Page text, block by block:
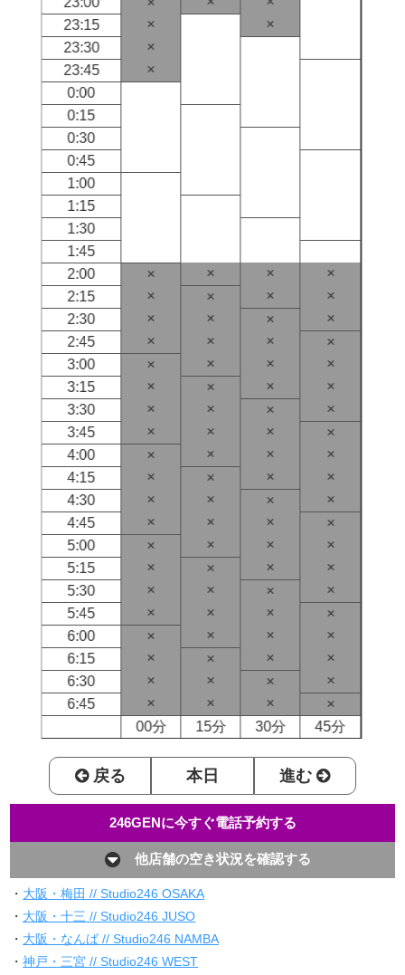
23:15
×
×
23:30
×
23:45
×
0:00
0:15
0:30
0:45
1:00
1:15
1:30
1:45
2:00
× × ×
×
2:15
× × ×
×
2:30
× × ×
×
2:45
× × ×
×
3:00
× × ×
×
3:15
× × ×
×
3:30
× × ×
×
3:45
× × ×
×
4:00
× × ×
×
4:15
× × ×
×
4:30
× × ×
×
4:45
× × ×
×
5:00
× × ×
×
5:15
× × ×
×
5:30
× × ×
×
5:45
× × ×
×
6:00
× × ×
×
6:15
× × ×
×
6:30
× × ×
×
6:45
× × ×
×
00分
15分 30分 45分
戻る 本日 進む
246GENに今すぐ電話予約する
他店舗の空き状況を確認する
・ 大阪・梅田 // Studio246 OSAKA
・ 大阪・十三 // Studio246 JUSO
・ 大阪・なんば // Studio246 NAMBA
・神戸・三宮 // Studio246 WEST